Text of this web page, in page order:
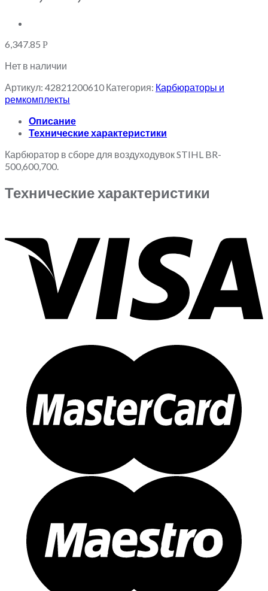
6,347.85 Р
Нет в наличии
Артикул: 42821200610 Категория: Карбюраторы и
ремкомплекты
Описание
Технические характеристики
Карбюратор в сборе для воздуходувок STIHL BR-
500,600,700.
Технические характеристики